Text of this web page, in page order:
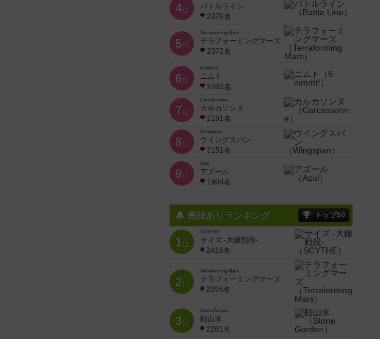
4位
バトルライン
2379名
5位
Terraforming Mars
テラフォーミングマーズ
2372名
6位
6 nimmt!
ニムト
2202名
7位
Carcassonne
カルカソンヌ
2191名
8位
Wingspan
ウイングスパン
2151名
9位
Azul
アズール
1904名
興味ありランキング トップ50
1位
SCYTHE
サイズ -大鎌戦役-
2416名
2位
Terraforming Mars
テラフォーミングマーズ
2395名
3位
Stone Garden
枯山水
2281名